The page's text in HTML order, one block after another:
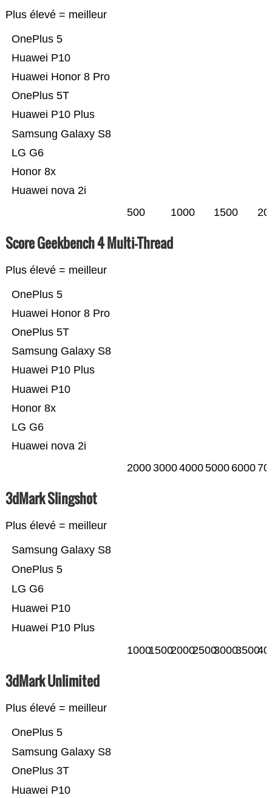
Plus élevé = meilleur
Huawei nova 2i
Honor 8x
LG G6
Samsung Galaxy S8
Huawei P10 Plus
OnePlus 5T
Huawei Honor 8 Pro
Huawei P10
OnePlus 5
500 1000 1500
Score Geekbench 4 Multi-Thread
Plus élevé = meilleur
Huawei nova 2i
LG G6
Honor 8x
Huawei P10
Huawei P10 Plus
Samsung Galaxy S8
OnePlus 5T
Huawei Honor 8 Pro
OnePlus 5
2000300040005000 6000
3dMark Slingshot
Plus élevé = meilleur
Huawei P10 Plus
Huawei P10
LG G6
OnePlus 5
Samsung Galaxy S8
100015002000250030003500
3dMark Unlimited
Plus élevé = meilleur
Huawei P10
OnePlus 3T
Samsung Galaxy S8
OnePlus 5